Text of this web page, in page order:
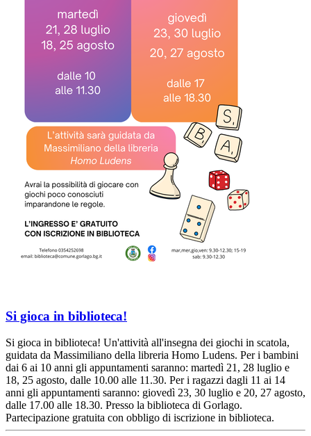
Si gioca in biblioteca!
Si gioca in biblioteca! Un'attività all'insegna dei giochi in scatola,
guidata da Massimiliano della libreria Homo Ludens. Per i bambini
dai 6 ai 10 anni gli appuntamenti saranno: martedì 21, 28 luglio e
18, 25 agosto, dalle 10.00 alle 11.30. Per i ragazzi dagli 11 ai 14
anni gli appuntamenti saranno: giovedì 23, 30 luglio e 20, 27 agosto,
dalle 17.00 alle 18.30. Presso la biblioteca di Gorlago.
Partecipazione gratuita con obbligo di iscrizione in biblioteca.